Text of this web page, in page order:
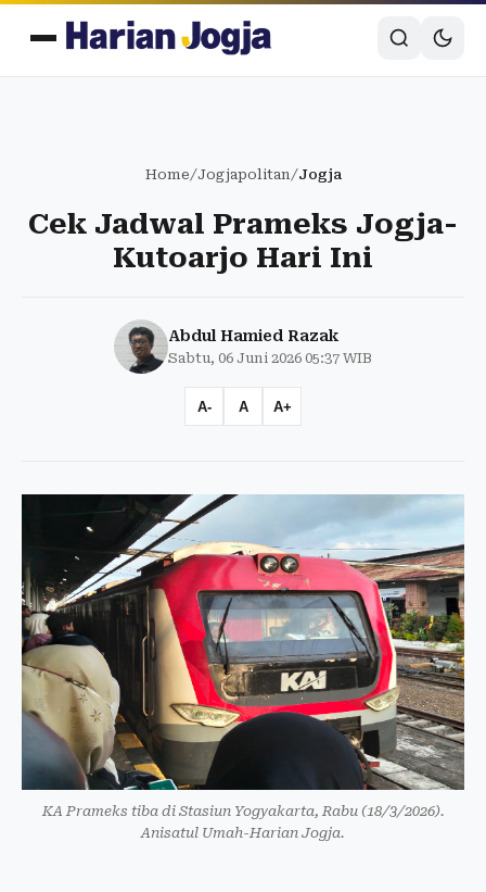
Home/Jogjapolitan/Jogja
Cek Jadwal Prameks Jogja-
Kutoarjo Hari Ini
Abdul Hamied Razak
Sabtu, 06 Juni 2026 05:37 WIB
A- A A+
KA Prameks tiba di Stasiun Yogyakarta, Rabu (18/3/2026).
Anisatul Umah-Harian Jogja.